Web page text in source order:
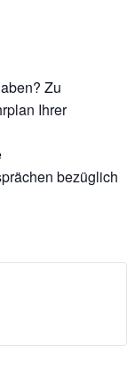
Zu
Ihrer
bezüglich